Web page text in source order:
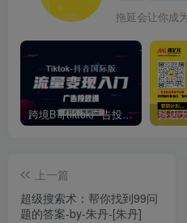
拖延会让你成
跨境B哥tiktok广告投放课，带你快速入门tiktok广告投放价值1680元
上一篇
超级搜索术：帮你找到99问
题的答案-by-朱丹-[朱丹]